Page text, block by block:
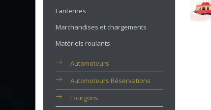
Lanternes
Marchandises et chargements
Matériels roulants
Automoteurs
Automoteurs Réservations
Fourgons